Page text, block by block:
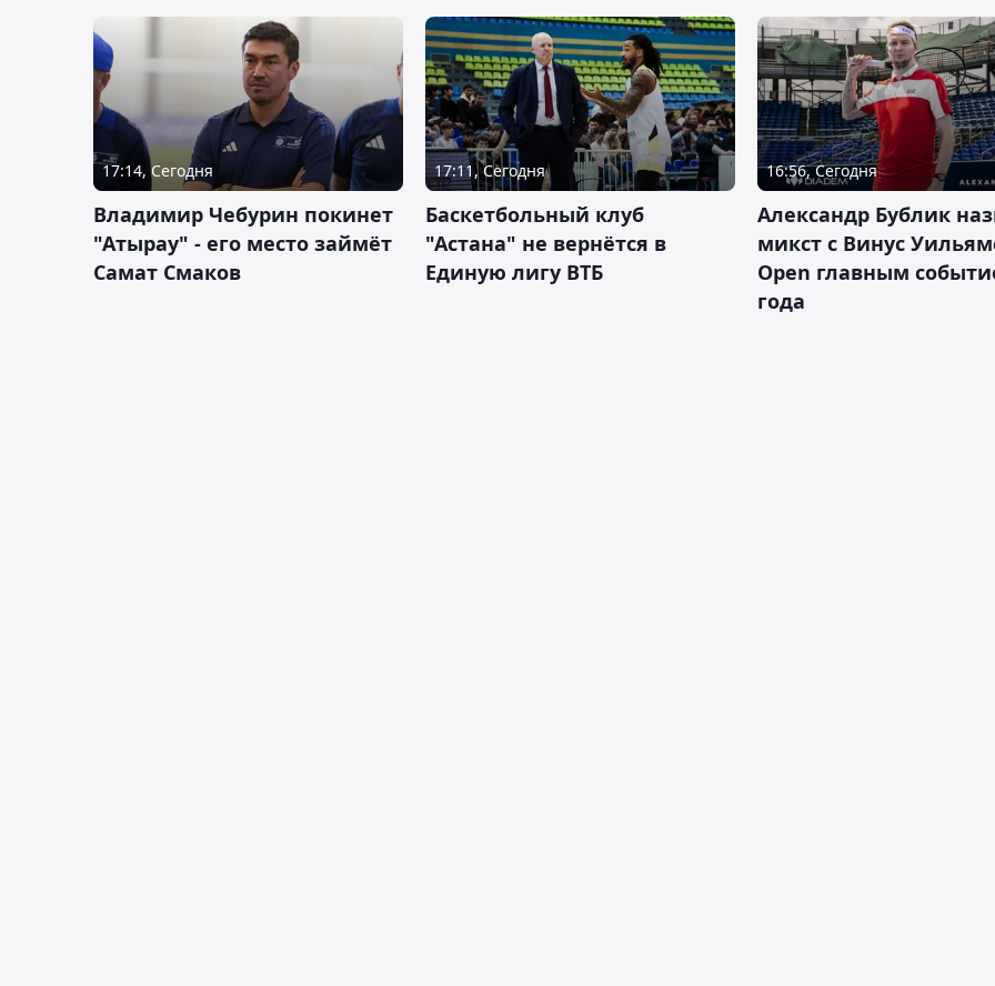
17:14, Сегодня
Владимир Чебурин покинет
"Атырау" - его место займёт
Самат Смаков
17:11, Сегодня
Баскетбольный клуб
"Астана" не вернётся в
Единую лигу ВТБ
16:56, Сегодня
Александр Бублик
микст с Винус
Open главным
года